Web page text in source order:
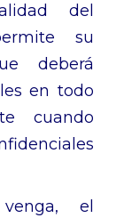
del
su
deberá
en todo
cuando
el